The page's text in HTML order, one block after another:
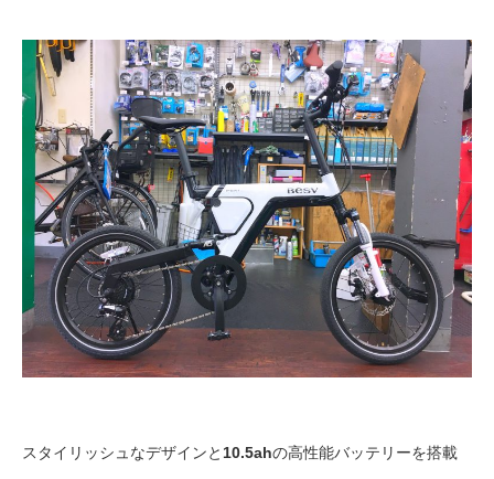
SpotMateログイン
オリジナル自転車
PB全車種カタログ
Norwayシリーズ
eVita
スタイリッシュなデザインと 10.5ahの高性能バッテリーを搭載